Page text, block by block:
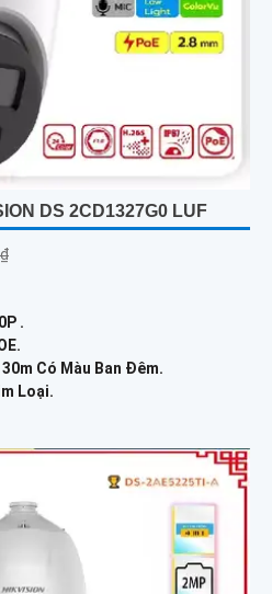
DS 2CD1327G0 LUF
.
Có Màu Ban Đêm.
Loại.